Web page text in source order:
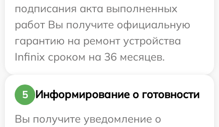
подписания акта выполненных
работ Вы получите официальную
гарантию на ремонт устройства
Infinix сроком на 36 месяцев.
5
Информирование о готовности
Вы получите уведомление о